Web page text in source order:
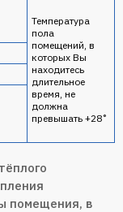
Температура
пола
помещений, в
которых Вы
находитесь
длительное
время, не
должна
превышать +28˚
помещения, в